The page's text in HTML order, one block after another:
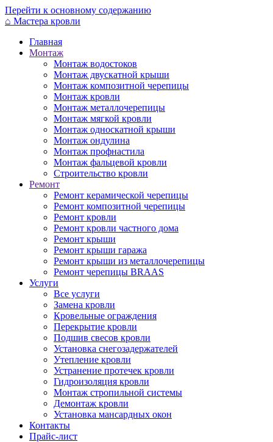
Перейти к основному содержанию
⌂ Мастера кровли
Главная
Монтаж
Монтаж водостоков
Монтаж двускатной крыши
Монтаж композитной черепицы
Монтаж кровли
Монтаж металлочерепицы
Монтаж мягкой кровли
Монтаж односкатной крыши
Монтаж ондулина
Монтаж профнастила
Монтаж фальцевой кровли
Строительство кровли
Ремонт
Ремонт керамической черепицы
Ремонт композитной черепицы
Ремонт кровли
Ремонт кровли частного дома
Ремонт крыши
Ремонт крыши гаража
Ремонт крыши из металлочерепицы
Ремонт черепицы BRAAS
Услуги
Все услуги
Замена кровли
Кровельные ограждения
Перекрытие кровли
Подшив свесов кровли
Установка снегозадержателей
Утепление кровли
Устранение протечек кровли
Гидроизоляция кровли
Монтаж стропильной системы
Демонтаж кровли
Установка мансардных окон
Контакты
Прайс-лист